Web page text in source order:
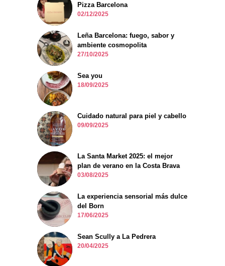
Pizza Barcelona
02/12/2025
Leña Barcelona: fuego, sabor y
ambiente cosmopolita
27/10/2025
Sea you
18/09/2025
Cuidado natural para piel y cabello
09/09/2025
La Santa Market 2025: el mejor
plan de verano en la Costa Brava
03/08/2025
La experiencia sensorial más dulce
del Born
17/06/2025
Sean Scully a La Pedrera
20/04/2025